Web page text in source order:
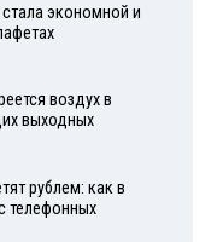
экономной и
воздух в
выходных
рублем: как в
телефонных